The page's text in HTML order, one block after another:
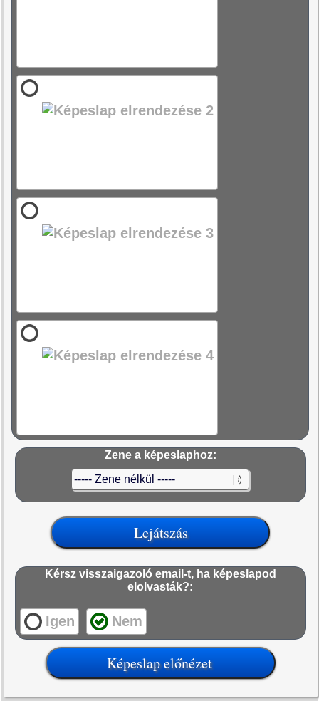
Zene a képeslaphoz:
Kérsz visszaigazoló email-t, ha képeslapod
elolvasták?:
Igen Nem